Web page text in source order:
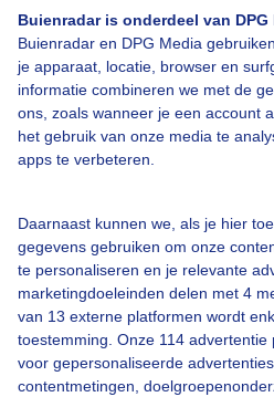
Buienradar is onderdeel van DPG
Buienradar en DPG Media
je apparaat, locatie, browser en
informatie combineren we met de
ons, zoals wanneer je een account
het gebruik van onze media te
apps te verbeteren.
Daarnaast kunnen we, als je hier
gegevens gebruiken om onze
te personaliseren en je relevante
marketingdoeleinden delen met 4
van 13 externe platformen wordt
toestemming. Onze 114
voor gepersonaliseerde
contentmetingen,
Paarden Grijs
Een moment